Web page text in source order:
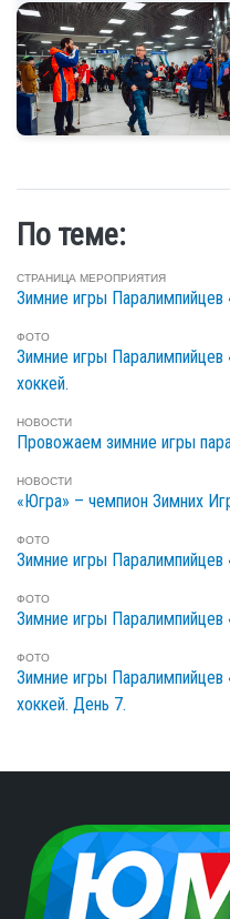
По теме:
СТРАНИЦА МЕРОПРИЯТИЯ
Зимние игры
ФОТО
Зимние игры
хоккей.
НОВОСТИ
Провожаем зимние игры
НОВОСТИ
«Югра» – чемпион Зимних
ФОТО
Зимние игры
ФОТО
Зимние игры
ФОТО
Зимние игры
хоккей. День 7.